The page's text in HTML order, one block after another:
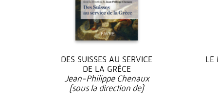
DES SUISSES AU SERVICE
DE LA GRÈCE
Jean-Philippe Chenaux
(sous la direction de)
LE